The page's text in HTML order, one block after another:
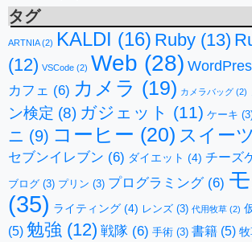
タグ
ARTNIA(2) KALDI (16) Ruby (13)
(12) VSCode (2) Web (28)
カフェ (6) カメラ (19) カメラバッグ (2)
ン検定 (8) ガジェット (11) ケーキ
ニ (9) コーヒー (20) スイーツ
セブンイレブン (6) ダイエット (4) チーズ
ブログ (3) プリン (3) プログラミング(6)
(35) ライティング (4) レンズ (3) 代用牧草 (2)
(5) 勉強 (12) 戦隊 (6) 手術 (3) 書籍 (5)